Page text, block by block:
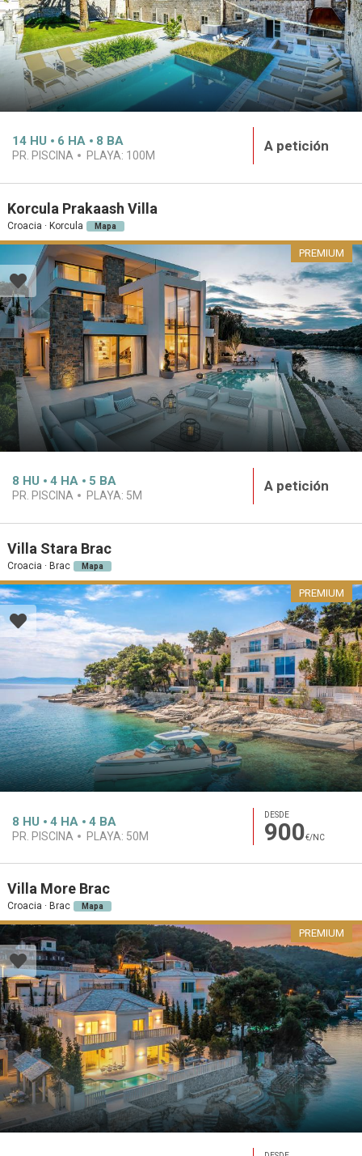
14 HU 6 HA 8 BA
PR. PISCINA PLAYA: 100M
A petición
Korcula Prakaash Villa
Croacia · Korcula Mapa
PREMIUM
8 HU 4 HA 5 BA
PR. PISCINA PLAYA: 5M
A petición
Villa Stara Brac
Croacia · Brac Mapa
PREMIUM
8 HU 4 HA 4 BA
PR. PISCINA PLAYA: 50M
DESDE
900€/NC
Villa More Brac
Croacia · Brac Mapa
PREMIUM